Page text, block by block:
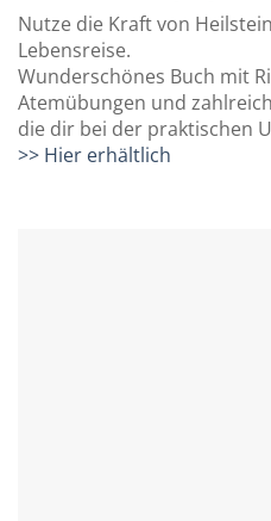
Nutze die Kraft von
Lebensreise.
Wunderschönes Buch mit
Atemübungen und
die dir bei der praktischen
>> Hier erhältlich